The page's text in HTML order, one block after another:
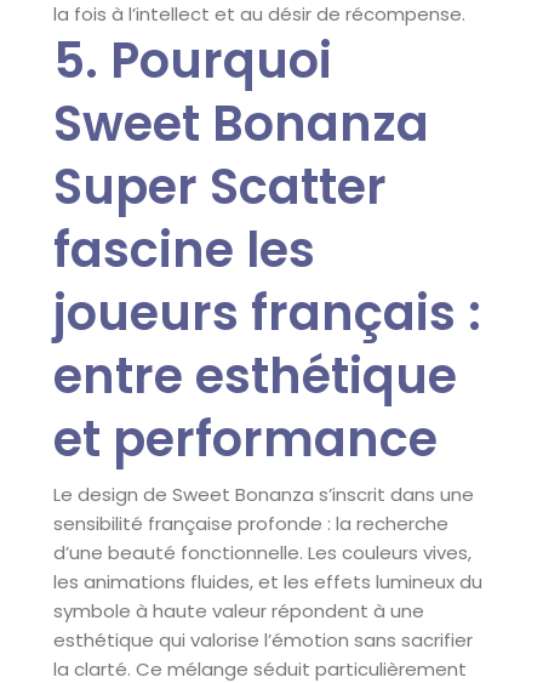
la fois à l’intellect et au désir de récompense.
5. Pourquoi
Sweet Bonanza
Super Scatter
fascine les
joueurs français :
entre esthétique
et performance
Le design de Sweet Bonanza s’inscrit dans une
sensibilité française profonde : la recherche
d’une beauté fonctionnelle. Les couleurs vives,
les animations fluides, et les effets lumineux du
symbole à haute valeur répondent à une
esthétique qui valorise l’émotion sans sacrifier
la clarté. Ce mélange séduit particulièrement